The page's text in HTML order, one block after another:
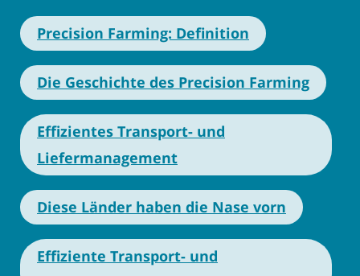
Precision Farming: Definition
Die Geschichte des Precision Farming
Effizientes Transport- und
Liefermanagement
Diese Länder haben die Nase vorn
Effiziente Transport- und